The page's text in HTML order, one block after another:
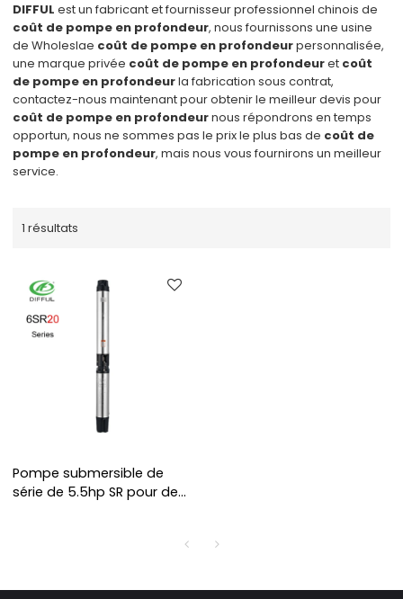
DIFFUL est un fabricant et fournisseur professionnel chinois de
coût de pompe en profondeur, nous fournissons une usine
de Wholeslae coût de pompe en profondeurpersonnalisée,
une marque privée coût de pompe en profondeuret coût
de pompe en profondeurla fabrication sous contrat,
contactez-nous maintenant pour obtenir le meilleur devis pour
coût de pompe en profondeurnous répondrons en temps
opportun, nous ne sommes pas le prix le plus bas de coût de
pompe en profondeur, mais nous vous fournirons un meilleur
service.
1 résultats
Pompe submersible de
série de 5.5hp SR pour des